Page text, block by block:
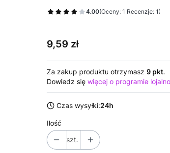
4.00(Oceny: 1 Recenzje: 1)
Cena
9,59 zł
Za zakup produktu otrzymasz 9 pkt.
Dowiedz się więcej o programie
Czas wysyłki:24h
Ilość
szt.